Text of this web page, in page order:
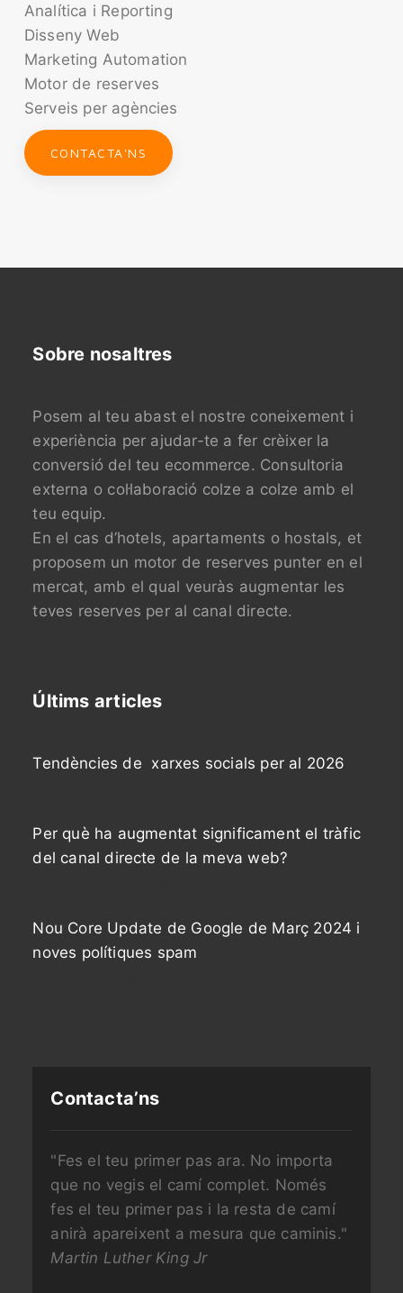
Analítica i Reporting
Disseny Web
Marketing Automation
Motor de reserves
Serveis per agències
CONTACTA'NS
Sobre nosaltres
Posem al teu abast el nostre coneixement i
experiència per ajudar-te a fer crèixer la
conversió del teu ecommerce. Consultoria
externa o col·laboració colze a colze amb el
teu equip.
En el cas d’hotels, apartaments o hostals, et
proposem un motor de reserves punter en el
mercat, amb el qual veuràs augmentar les
teves reserves per al canal directe.
Últims articles
Tendències de xarxes socials per al 2026
Per què ha augmentat significament el tràfic
del canal directe de la meva web?
Nou Core Update de Google de Març 2024 i
noves polítiques spam
Contacta’ns
"Fes el teu primer pas ara. No importa
que no vegis el camí complet. Només
fes el teu primer pas i la resta de camí
anirà apareixent a mesura que caminis."
Martin Luther King Jr